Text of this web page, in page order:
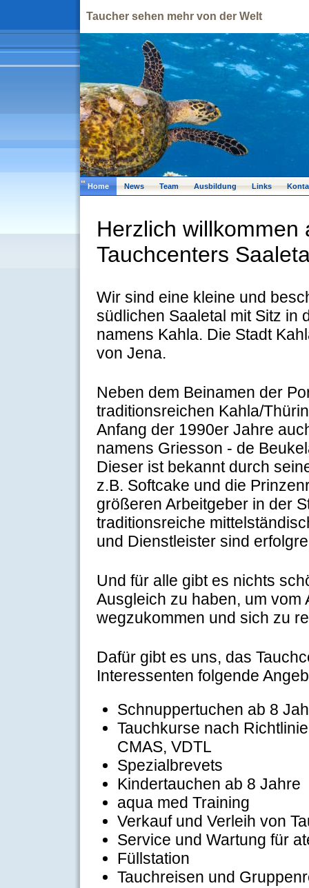
Taucher sehen mehr von der Welt
Home News Team Ausbildung Links
Herzlich willkommen
Tauchcenters
Wir sind eine kleine und
südlichen Saaletal mit Sitz in
namens Kahla. Die Stadt
von Jena.
Neben dem Beinamen der
traditionsreichen Kahla/
Anfang der 1990er Jahre
namens Griesson - de
Dieser ist bekannt durch
z.B. Softcake und die
größeren Arbeitgeber in der
traditionsreiche
und Dienstleister sind
Und für alle gibt es nichts
Ausgleich zu haben, um vom
wegzukommen und sich zu
Dafür gibt es uns, das
Interessenten folgende
Schnuppertuchen ab 8
Tauchkurse nach
CMAS, VDTL
Spezialbrevets
Kindertauchen ab 8 Jahre
aqua med Training
Verkauf und Verleih von
Service und Wartung für
Füllstation
Tauchreisen und